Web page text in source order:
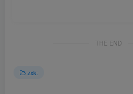
THE END
zxkt